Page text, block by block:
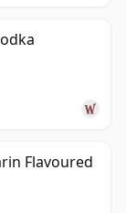
Flavoured